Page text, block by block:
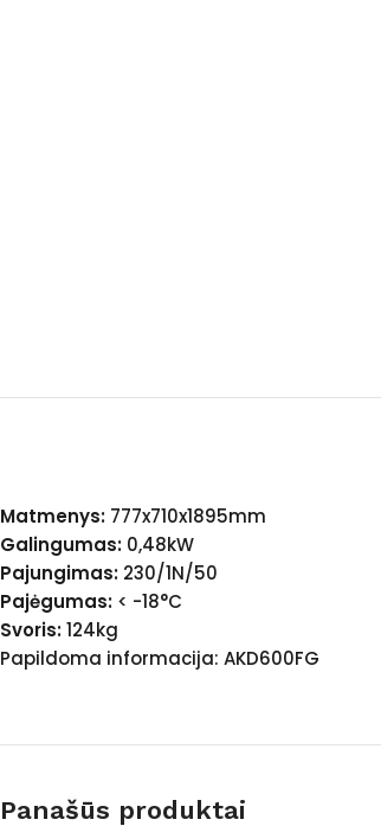
Matmenys: 777x710x1895mm
Galingumas: 0,48kW
Pajungimas: 230/1N/50
Pajėgumas: < -18°C
Svoris:124kg
Papildoma informacija: AKD600FG
Panašūs produktai